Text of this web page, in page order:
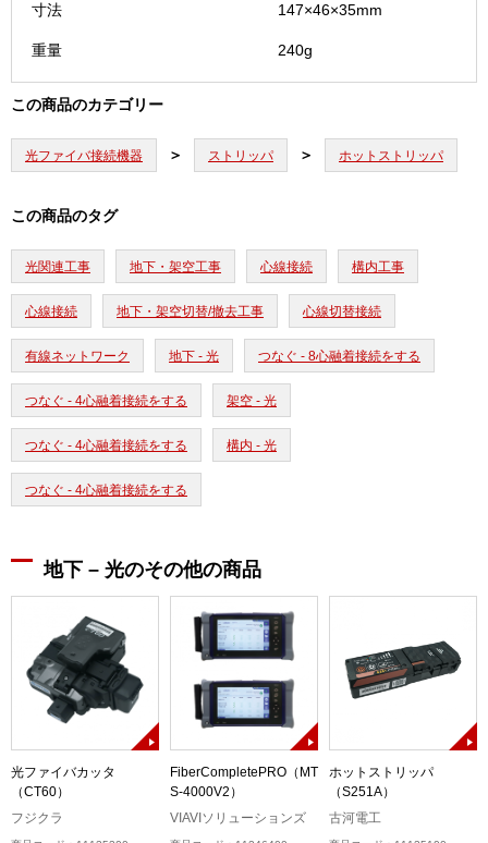
寸法 147×46×35mm
重量 240g
この商品のカテゴリー
光ファイバ接続機器 ストリッパ ホットストリッパ
この商品のタグ
光関連工事 地下・架空工事 心線接続 構内工事
心線接続 地下・架空切替/撤去工事 心線切替接続
有線ネットワーク 地下 - 光 つなぐ - 8心融着接続をする
つなぐ - 4心融着接続をする 架空 - 光
つなぐ - 4心融着接続をする 構内 - 光
つなぐ - 4心融着接続をする
地下 – 光のその他の商品
光ファイバカッタ
（CT60）
フジクラ
FiberCompletePRO（MT
S-4000V2）
VIAVIソリューションズ
ホットストリッパ
（S251A）
古河電工